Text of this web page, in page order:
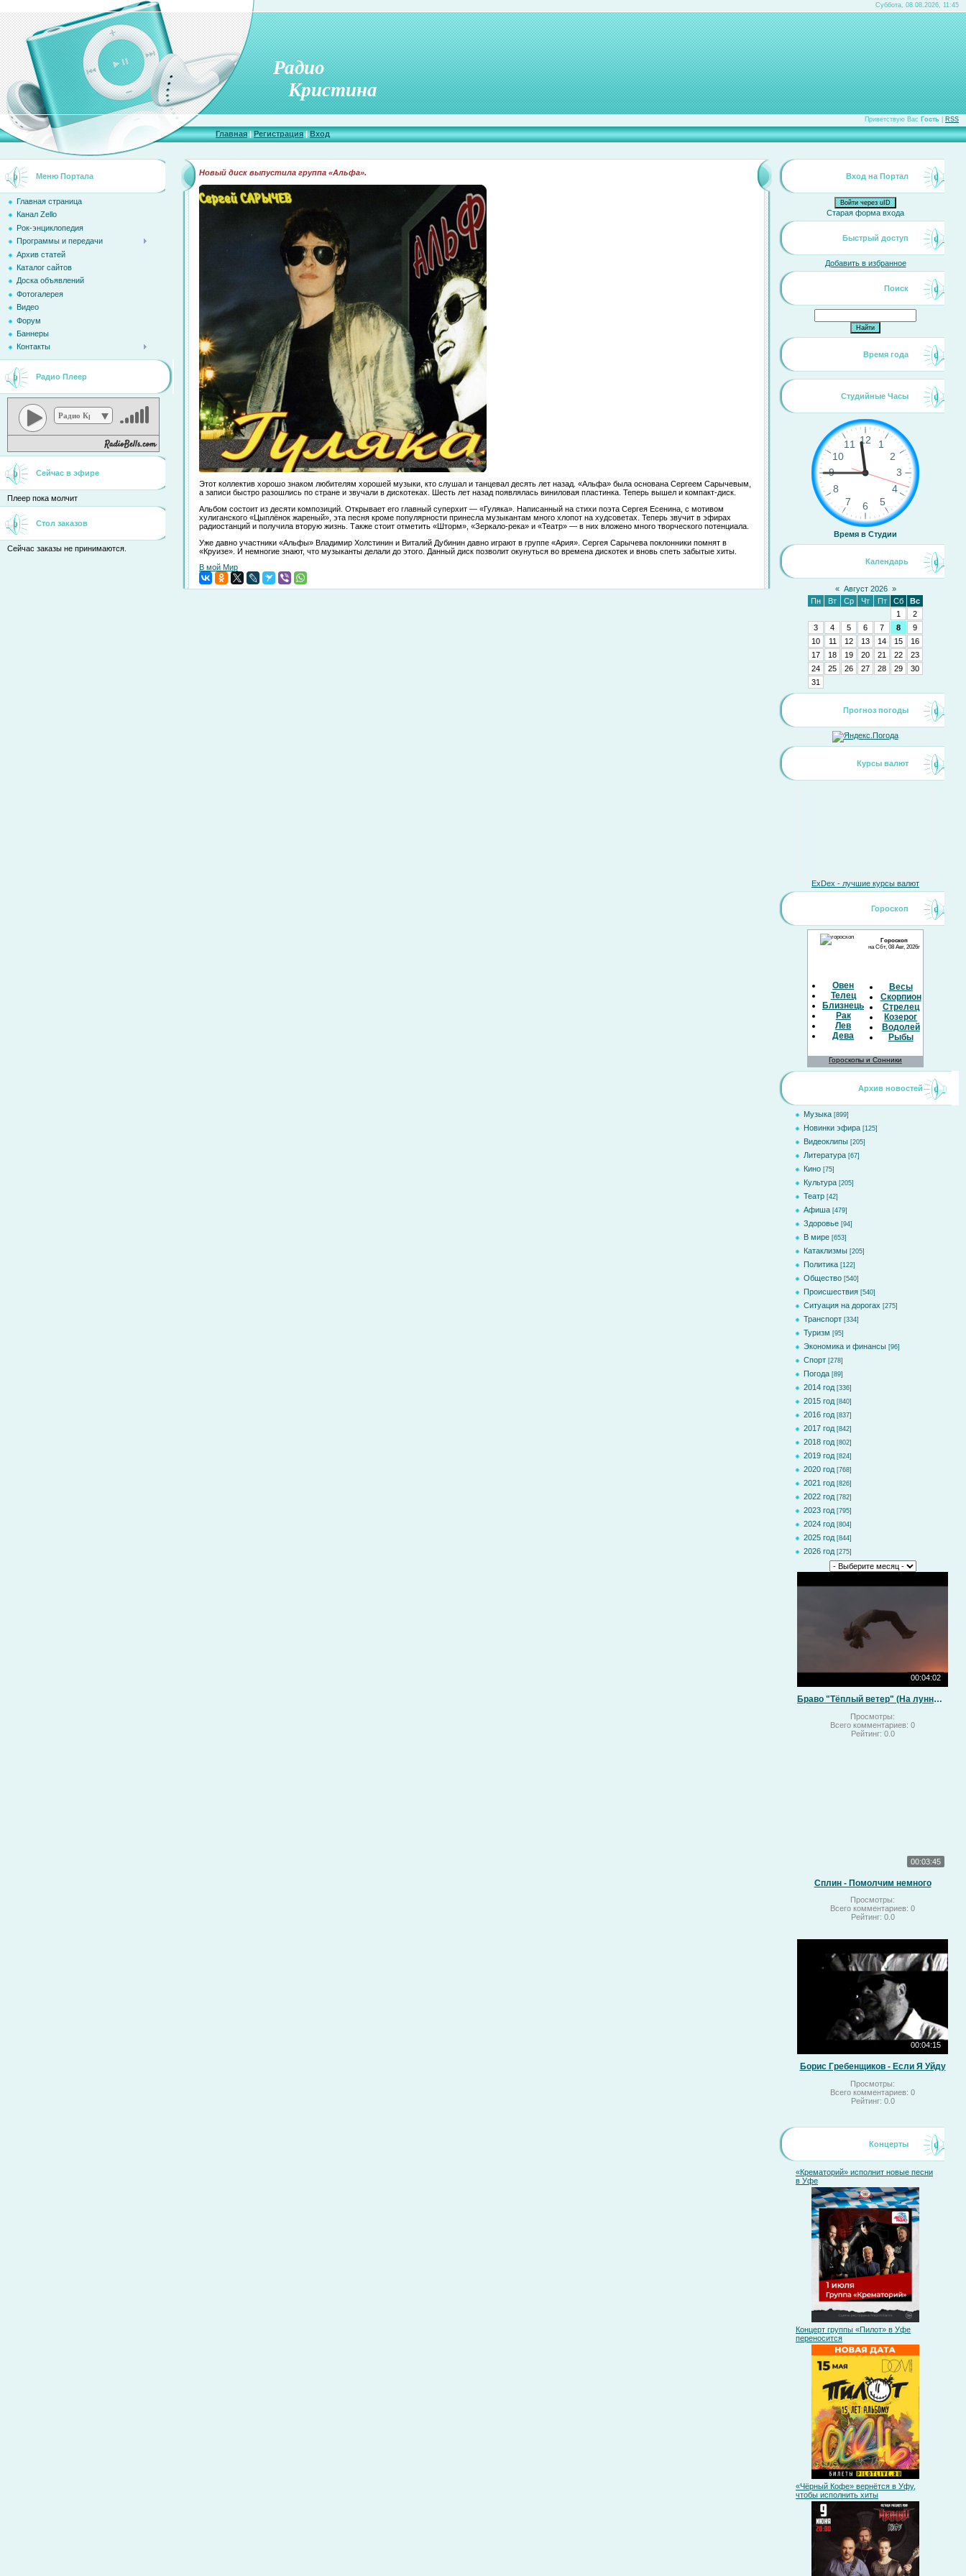
Суббота, 08.08.2026, 11:45
Радио
Кристина
Приветствую Вас Гость RSS
Главная|Регистрация|Вход
Меню Портала
Главная страница
Канал Zello
Рок-энциклопедия
Программы и передачи
Архив статей
Каталог сайтов
Доска объявлений
Фотогалерея
Видео
Форум
Баннеры
Контакты
Радио Плеер
Радио Кристина
Сейчас в эфире
Плеер пока молчит
Стол заказов
Сейчас заказы не принимаются.
Новый диск выпустила группа «Альфа».
Этот коллектив хорошо знаком любителям хорошей музыки, кто слушал и танцевал десять лет назад. «Альфа» была основана Сергеем Сарычевым,
а записи быстро разошлись по стране и звучали в дискотеках. Шесть лет назад появлялась виниловая пластинка. Теперь вышел и компакт-диск.
Альбом состоит из десяти композиций. Открывает его главный суперхит — «Гуляка». Написанный на стихи поэта Сергея Есенина, с мотивом
хулиганского «Цыплёнок жареный», эта песня кроме популярности принесла музыкантам много хлопот на худсоветах. Теперь звучит в эфирах
радиостанций и получила вторую жизнь. Также стоит отметить «Шторм», «Зеркало-река» и «Театр» — в них вложено много творческого потенциала.
Уже давно участники «Альфы» Владимир Холстинин и Виталий Дубинин давно играют в группе «Ария». Сергея Сарычева поклонники помнят в
«Круизе». И немногие знают, что музыканты делали до этого. Данный диск позволит окунуться во времена дискотек и вновь спеть забытые хиты.
В мой Мир
Вход на Портал
Войти через uID
Старая форма входа
Быстрый доступ
Добавить в избранное
Поиск
Время года
Студийные Часы
Время в Студии
Календарь
« Август 2026 »
Пн
Вт Ср Чт Пт Сб
Вс
1
2
3
4 5 6 7 8
9
10
11 12 13 14 15
16
17
18 19 20 21 22
23
24
25 26 27 28 29
30
31
Прогноз погоды
Курсы валют
ExDex - лучшие курсы валют
Гороскоп
Гороскоп
на Сбт, 08 Авг, 2026г
Овен
Телец
Близнецы
Рак
Лев
Дева
Весы
Скорпион
Стрелец
Козерог
Водолей
Рыбы
Гороскопы и Сонники
Архив новостей
Музыка [899]
Новинки эфира [125]
Видеоклипы [205]
Литература [67]
Кино [75]
Культура [205]
Театр [42]
Афиша [479]
Здоровье [94]
В мире [653]
Катаклизмы [205]
Политика [122]
Общество [540]
Происшествия [540]
Ситуация на дорогах [275]
Транспорт [334]
Туризм [95]
Экономика и финансы [96]
Спорт [278]
Погода [89]
2014 год [336]
2015 год [840]
2016 год [837]
2017 год [842]
2018 год [802]
2019 год [824]
2020 год [768]
2021 год [826]
2022 год [782]
2023 год [795]
2024 год [804]
2025 год [844]
2026 год [275]
00:04:02
Браво "Тёплый ветер" (На лунный свет)
Просмотры:
Всего комментариев: 0
Рейтинг: 0.0
00:03:45
Сплин - Помолчим немного
Просмотры:
Всего комментариев: 0
Рейтинг: 0.0
00:04:15
Борис Гребенщиков - Если Я Уйду
Просмотры:
Всего комментариев: 0
Рейтинг: 0.0
Концерты
«Крематорий» исполнит новые песни
в Уфе
Концерт группы «Пилот» в Уфе
переносится
«Чёрный Кофе» вернётся в Уфу,
чтобы исполнить хиты